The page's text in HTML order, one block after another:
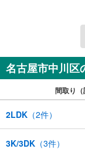
ただけま
名古屋市中川区
間取り（
2LDK （2件）
3K/3DK （3件）